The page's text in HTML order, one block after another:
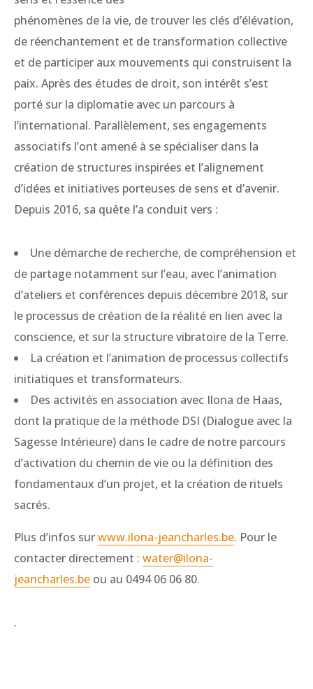
phénomènes de la vie, de trouver les clés d’élévation,
de réenchantement et de transformation collective
et de participer aux mouvements qui construisent la
paix. Après des études de droit, son intérêt s’est
porté sur la diplomatie avec un parcours à
l’international. Parallèlement, ses engagements
associatifs l’ont amené à se spécialiser dans la
création de structures inspirées et l’alignement
d’idées et initiatives porteuses de sens et d’avenir.
Depuis 2016, sa quête l’a conduit vers :
Une démarche de recherche, de compréhension et
de partage notamment sur l’eau, avec l’animation
d’ateliers et conférences depuis décembre 2018, sur
le processus de création de la réalité en lien avec la
conscience, et sur la structure vibratoire de la Terre.
La création et l’animation de processus collectifs
initiatiques et transformateurs.
Des activités en association avec Ilona de Haas,
dont la pratique de la méthode DSI (Dialogue avec la
Sagesse Intérieure) dans le cadre de notre parcours
d’activation du chemin de vie ou la définition des
fondamentaux d’un projet, et la création de rituels
sacrés.
Plus d’infos surwww.ilona-jeancharles.be. Pour le
contacter directement : water@ilona-
jeancharles.be ou au 0494 06 06 80.
.